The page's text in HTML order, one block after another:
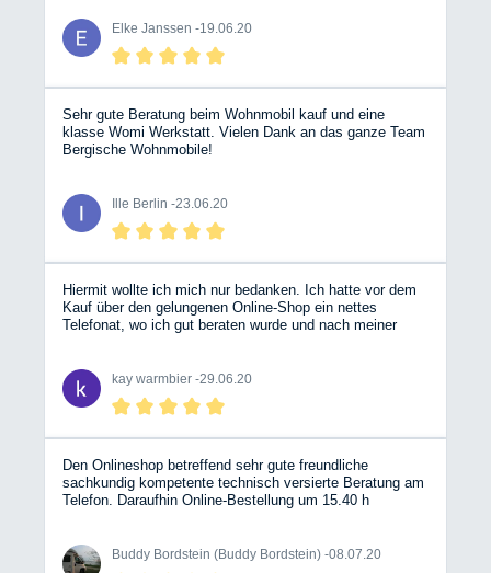
Elke Janssen -19.06.20
Sehr gute Beratung beim Wohnmobil kauf und eine
klasse Womi Werkstatt. Vielen Dank an das ganze Team
Bergische Wohnmobile!
Ille Berlin -23.06.20
Hiermit wollte ich mich nur bedanken. Ich hatte vor dem
Kauf über den gelungenen Online-Shop ein nettes
Telefonat, wo ich gut beraten wurde und nach meiner
Samstag ca. 24 Stunden später bei mir. Wirklich toll.
kay warmbier -29.06.20
Den Onlineshop betreffend sehr gute freundliche
sachkundig kompetente technisch versierte Beratung am
Telefon. Daraufhin Online-Bestellung um 15.40 h
Buddy Bordstein (Buddy Bordstein) -08.07.20